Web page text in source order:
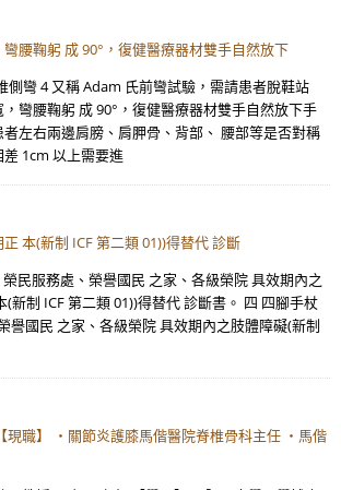
彎腰鞠躬 成 90°，復健醫療器材雙手自然放下
側彎 4 又稱 Adam 氏前彎試驗，需請患者脫鞋站
彎腰鞠躬 成 90°，復健醫療器材雙手自然放下手
左右兩邊肩膀、肩胛骨、背部、 腰部等是否對稱
1cm 以上需要進
本(新制 ICF 第二類 01))得替代 診斷
民服務處、榮譽國民 之家、各級榮院 具效期內之
新制 ICF 第二類 01))得替代 診斷書。 四 四腳手杖
譽國民 之家、各級榮院 具效期內之肢體障礙(新制
現職】 ・關節炎護膝馬偕醫院脊椎骨科主任 ・馬偕